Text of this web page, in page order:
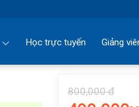
Học trực tuyến Giảng
800,000 đ